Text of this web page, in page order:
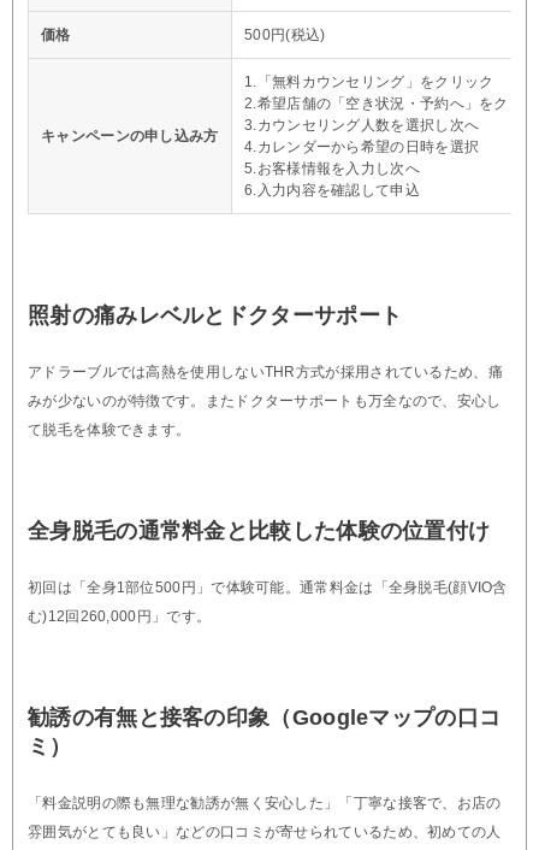
価格 500円(税込)
キャンペーンの申し込み方
1.「無料カウンセリング」をクリック
2.希望店舗の「空き状況・予約へ」をクリ
3.カウンセリング人数を選択し次へ
4.カレンダーから希望の日時を選択
5.お客様情報を入力し次へ
6.入力内容を確認して申込
照射の痛みレベルとドクターサポート
アドラーブルでは高熱を使用しないTHR方式が採用されているため、痛
みが少ないのが特徴です。またドクターサポートも万全なので、安心し
て脱毛を体験できます。
全身脱毛の通常料金と比較した体験の位置付け
初回は「全身1部位500円」で体験可能。通常料金は「全身脱毛(顔VIO含
む)12回260,000円」です。
勧誘の有無と接客の印象（Googleマップの口コ
ミ）
「料金説明の際も無理な勧誘が無く安心した」「丁寧な接客で、お店の
雰囲気がとても良い」などの口コミが寄せられているため、初めての人